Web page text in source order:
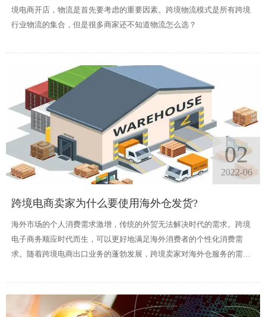
境电商开店，物流是首先要考虑的重要因素。跨境物流模式是所有跨境
行业物流的集合，但是很多商家还不知道物流怎么选？
02
2022-06
跨境电商卖家为什么要使用海外仓发货?
海外市场的个人消费需求激增，传统的外贸无法解决时代的需求。跨境
电子商务顺应时代而生，可以更好地满足海外消费者的个性化消费需
求。随着跨境电商出口业务的蓬勃发展，跨境卖家对海外仓服务的需求
节都必须打开，才能把整个B2C链捆绑在一起，物流是最后最重要也是
最难克服的环节，未来，如果很多产品想做一些销售以外的工作，拓展
更多的业务，甚至建立自己的品牌，就需要进行本地研究。